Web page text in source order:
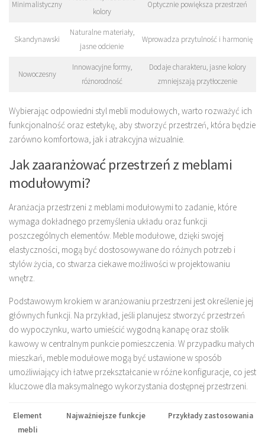
Minimalistyczny
kolory
Optycznie powiększa przestrzeń
Skandynawski
Naturalne materiały,
jasne odcienie
Wprowadza przytulność i harmonię
Nowoczesny
Innowacyjne formy,
różnorodność
Dodaje charakteru, jasne kolory
zmniejszają przytłoczenie
Wybierając odpowiedni styl mebli modułowych, warto rozważyć ich
funkcjonalność oraz estetykę, aby stworzyć przestrzeń, która będzie
zarówno komfortowa, jak i atrakcyjna wizualnie.
Jak zaaranżować przestrzeń z meblami
modułowymi?
Aranżacja przestrzeni z meblami modułowymi to zadanie, które
wymaga dokładnego przemyślenia układu oraz funkcji
poszczególnych elementów. Meble modułowe, dzięki swojej
elastyczności, mogą być dostosowywane do różnych potrzeb i
stylów życia, co stwarza ciekawe możliwości w projektowaniu
wnętrz.
Podstawowym krokiem w aranżowaniu przestrzeni jest określenie jej
głównych funkcji. Na przykład, jeśli planujesz stworzyć przestrzeń
do wypoczynku, warto umieścić wygodną kanapę oraz stolik
kawowy w centralnym punkcie pomieszczenia. W przypadku małych
mieszkań, meble modułowe mogą być ustawione w sposób
umożliwiający ich łatwe przekształcanie w różne konfiguracje, co jest
kluczowe dla maksymalnego wykorzystania dostępnej przestrzeni.
Element
mebli
Najważniejsze funkcje Przykłady zastosowania